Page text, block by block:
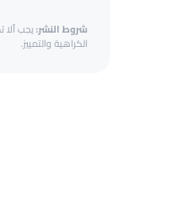
شروط النشر:يجب ألا
الكراهية والتمييز.